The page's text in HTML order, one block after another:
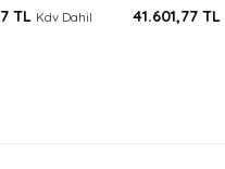
TL Kdv Dahil
5 üzerinden
41.601,77 TL